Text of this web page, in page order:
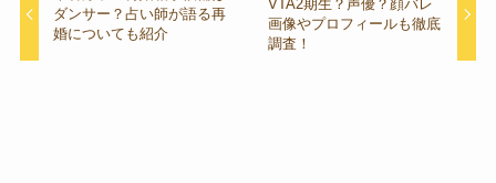
ダンサー？占い師が語る再
婚についても紹介
VTA2期生？声優？顔バレ
画像やプロフィールも徹底
調査！